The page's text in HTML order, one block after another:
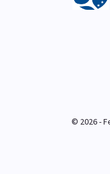
© 2026 -